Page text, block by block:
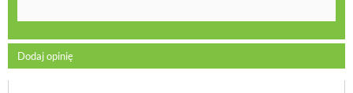
Dodaj opinię